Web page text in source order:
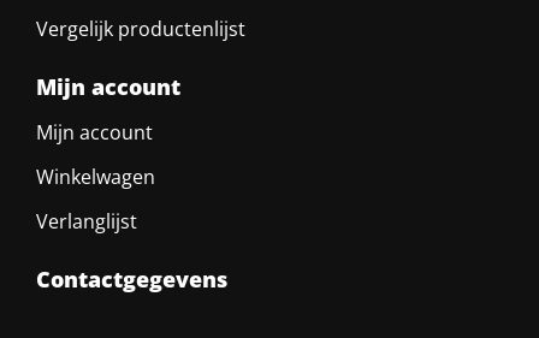
Vergelijk productenlijst
Mijn account
Mijn account
Winkelwagen
Verlanglijst
Contactgegevens